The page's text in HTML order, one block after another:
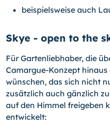
beispielsweise auch
Skye - open to the
Für Gartenliebhaber, die
Camargue-Konzept
wünschen, das sich nicht
zusätzlich auch gänzlich
auf den Himmel freigeben
entwickelt: